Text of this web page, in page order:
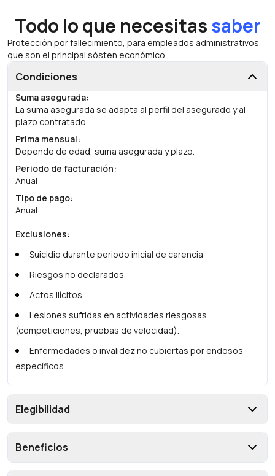
Todo lo que necesitassaber
Protección por fallecimiento, para empleados administrativos
que son el principal sósten económico.
Condiciones
Suma asegurada:
La suma asegurada se adapta al perfil del asegurado y al
plazo contratado.
Prima mensual:
Depende de edad, suma asegurada y plazo.
Periodo de facturación:
Anual
Tipo de pago:
Anual
Exclusiones:
Suicidio durante periodo inicial de carencia
Riesgos no declarados
Actos ilícitos
Lesiones sufridas en actividades riesgosas
(competiciones, pruebas de velocidad).
Enfermedades o invalidez no cubiertas por endosos
específicos
Elegibilidad
Beneficios